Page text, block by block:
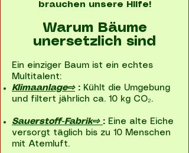
brauchen unsere Hilfe!
Warum Bäume
unersetzlich sind
Ein einziger Baum ist ein echtes
Multitalent:
Klimaanlage⇨ : Kühlt die Umgebung
und filtert jährlich ca. 10 kg CO₂.
Sauerstoff-Fabrik⇨ : Eine alte Eiche
versorgt täglich bis zu 10 Menschen
mit Atemluft.